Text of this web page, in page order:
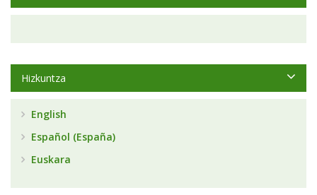
Hizkuntza
English
Español (España)
Euskara